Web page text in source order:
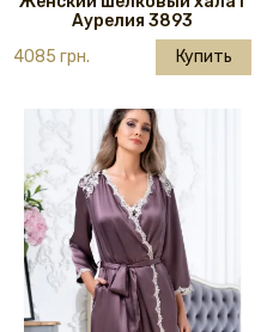
Аурелия 3893
4085 грн.
Купить